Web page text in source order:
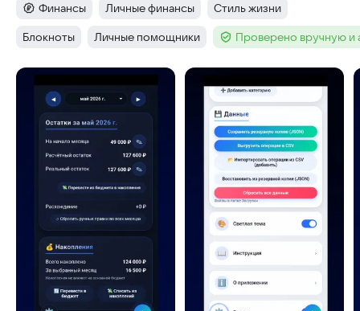
Категория:
Финансы Тег:
Личные финансы Тег:
Стиль жизни
Тег:
Блокноты Тег:
Личные помощники Тег :Проверено вручную и
Скриншоты